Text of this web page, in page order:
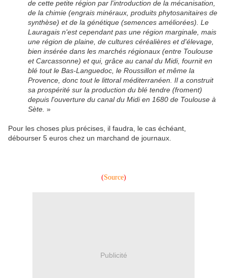
de cette petite région par l'introduction de la mécanisation,
de la chimie (engrais minéraux, produits phytosanitaires de
synthèse) et de la génétique (semences améliorées). Le
Lauragais n'est cependant pas une région marginale, mais
une région de plaine, de cultures céréalières et d'élevage,
bien insérée dans les marchés régionaux (entre Toulouse
et Carcassonne) et qui, grâce au canal du Midi, fournit en
blé tout le Bas-Languedoc, le Roussillon et même la
Provence, donc tout le littoral méditerranéen. Il a construit
sa prospérité sur la production du blé tendre (froment)
depuis l'ouverture du canal du Midi en 1680 de Toulouse à
Sète. »
Pour les choses plus précises, il faudra, le cas échéant,
débourser 5 euros chez un marchand de journaux.
(Source)
Publicité